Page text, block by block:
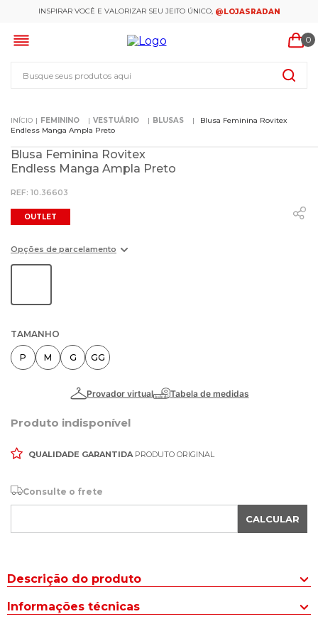
INSPIRAR VOCÊ E VALORIZAR SEU JEITO ÚNICO, @LOJASRADAN
0
FEMININO VESTUÁRIO BLUSAS
Blusa Feminina Rovitex
Endless Manga Ampla Preto
Blusa Feminina Rovitex
Endless Manga Ampla Preto
: 10.36603
OUTLET
Opções de parcelamento
TAMANHO
P M G GG
Produto indisponível
QUALIDADE GARANTIDAPRODUTO ORIGINAL
Consulte o frete
CALCULAR
Descrição do produto
A Blusa Feminina Rovitex Endless Manga Ampla Preto é um
verdadeiro encanto em visco tricot, garantindo conforto e
Informações técnicas